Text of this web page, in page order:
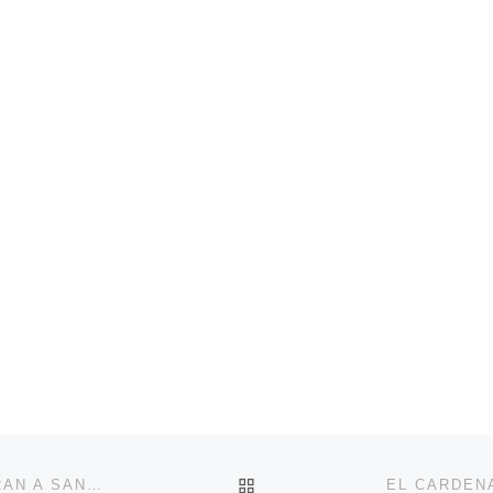
CANDIDATOS AL DIACONADO PERMANENTE CELEBRAN A SAN EFRÉN VOLVER A LA LISTA DE